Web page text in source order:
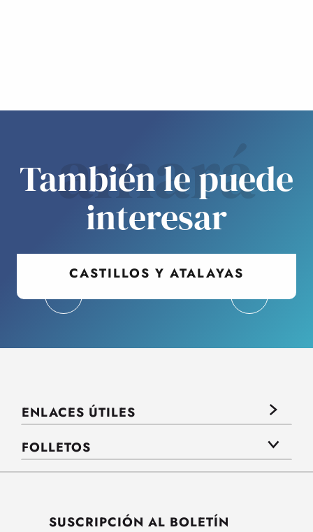
amará
También le puede
interesar
CASTILLOS Y ATALAYAS
ENLACES ÚTILES
FOLLETOS
SUSCRIPCIÓN AL BOLETÍN